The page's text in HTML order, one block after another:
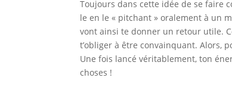
Toujours dans cette idée de se faire
le en le « pitchant » oralement à un
vont ainsi te donner un retour utile.
t’obliger à être convainquant. Alors,
Une fois lancé véritablement, ton
choses !